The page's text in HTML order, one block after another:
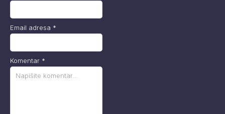
Komentar *
Email adresa *